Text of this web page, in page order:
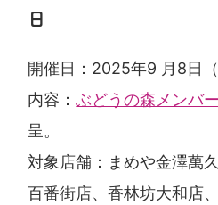
日
開催日：2025年9 月8日
内容：ぶどうの森メンバ
呈。
対象店舗：まめや金澤萬
百番街店、香林坊大和店